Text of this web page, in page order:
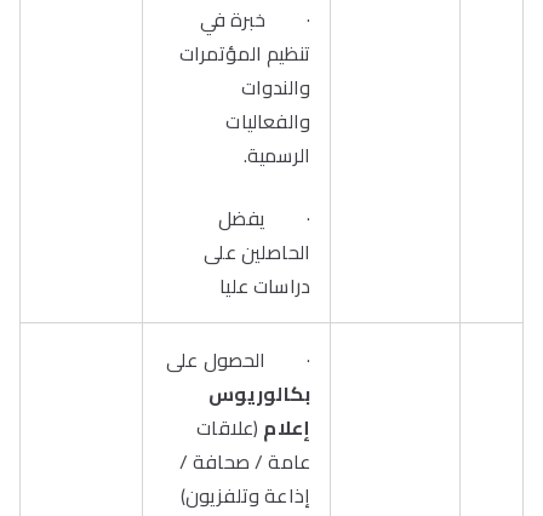
· خبرة في
تنظيم المؤتمرات
والندوات
والفعاليات
الرسمية.
· يفضل
الحاصلين على
دراسات عليا
· الحصول على
بكالوريوس
إعلام (علاقات
عامة / صحافة /
إذاعة وتلفزيون)